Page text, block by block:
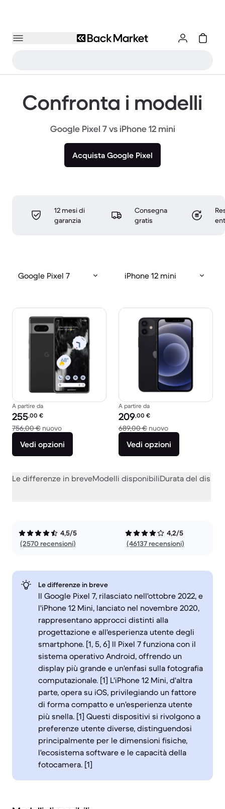
Confronta i modelli
Google Pixel 7 vs iPhone 12 mini
Acquista Google Pixel
12 mesi di
garanzia
Consegna
gratis
Google Pixel 7 iPhone 12 mini
A partire da
Prezzo del ricondizionato:
255,00 €
756,00 € nuovoRispetto a 756,00 € del nuovo
Vedi opzioni
A partire da
Prezzo del ricondizionato:
209,00 €
689,00 € nuovoRispetto a
Vedi opzioni
Le differenze in breveModelli disponibiliDurata del
4,5/5
(2570 recensioni)
4,2/5
(46137 recensioni)
Le differenze in breve
Il Google Pixel 7, rilasciato nell'ottobre 2022, e
l'iPhone 12 Mini, lanciato nel novembre 2020,
rappresentano approcci distinti alla
progettazione e all'esperienza utente degli
smartphone. [1, 5, 6] Il Pixel 7 funziona con il
sistema operativo Android, offrendo un
display più grande e un'enfasi sulla fotografia
computazionale. [1] L'iPhone 12 Mini, d'altra
parte, opera su iOS, privilegiando un fattore
di forma compatto e un'esperienza utente
più snella. [1] Questi dispositivi si rivolgono a
preferenze utente diverse, distinguendosi
principalmente per le dimensioni fisiche,
l'ecosistema software e le capacità della
fotocamera. [1]